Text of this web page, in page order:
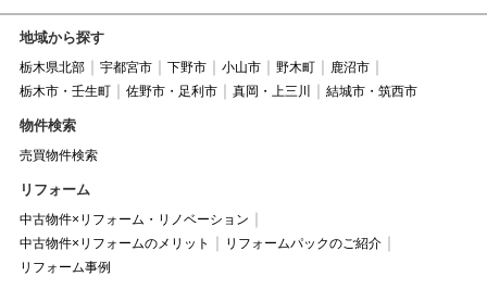
地域から探す
栃木県北部 宇都宮市 下野市 小山市 野木町
鹿沼市
栃木市・壬生町
佐野市・足利市 真岡・上三川 結城市・筑西市
物件検索
売買物件検索
リフォーム
中古物件×リフォーム・リノベーション
中古物件×リフォームのメリット
リフォームパックのご紹介
リフォーム事例